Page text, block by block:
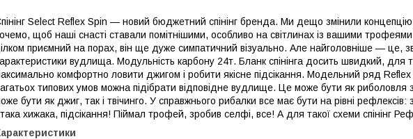
Select Reflex Spin — новий бюджетний спінінг бренда. Ми дещо змінили концепцію
щоб наші снасті ставали помітнішими, особливо на світлинах із вашими
приємний на порах, він ще дуже симпатичний візуально. Але найголовніше — це,
вудлища. Модульність карбону 24т. Бланк спінінга досить швидкий, для
комфортно ловити джигом і робити якісне підсікання. Модельний ряд
типових умов можна підібрати відповідне вудлище. Це може бути як риболовля
бути як джиг, так і твічинго. У справжнього рибалки все має бути на рівні
хижака, підсікання! Піймал трофей, зробив селфі, все! А для такої схеми спінінг